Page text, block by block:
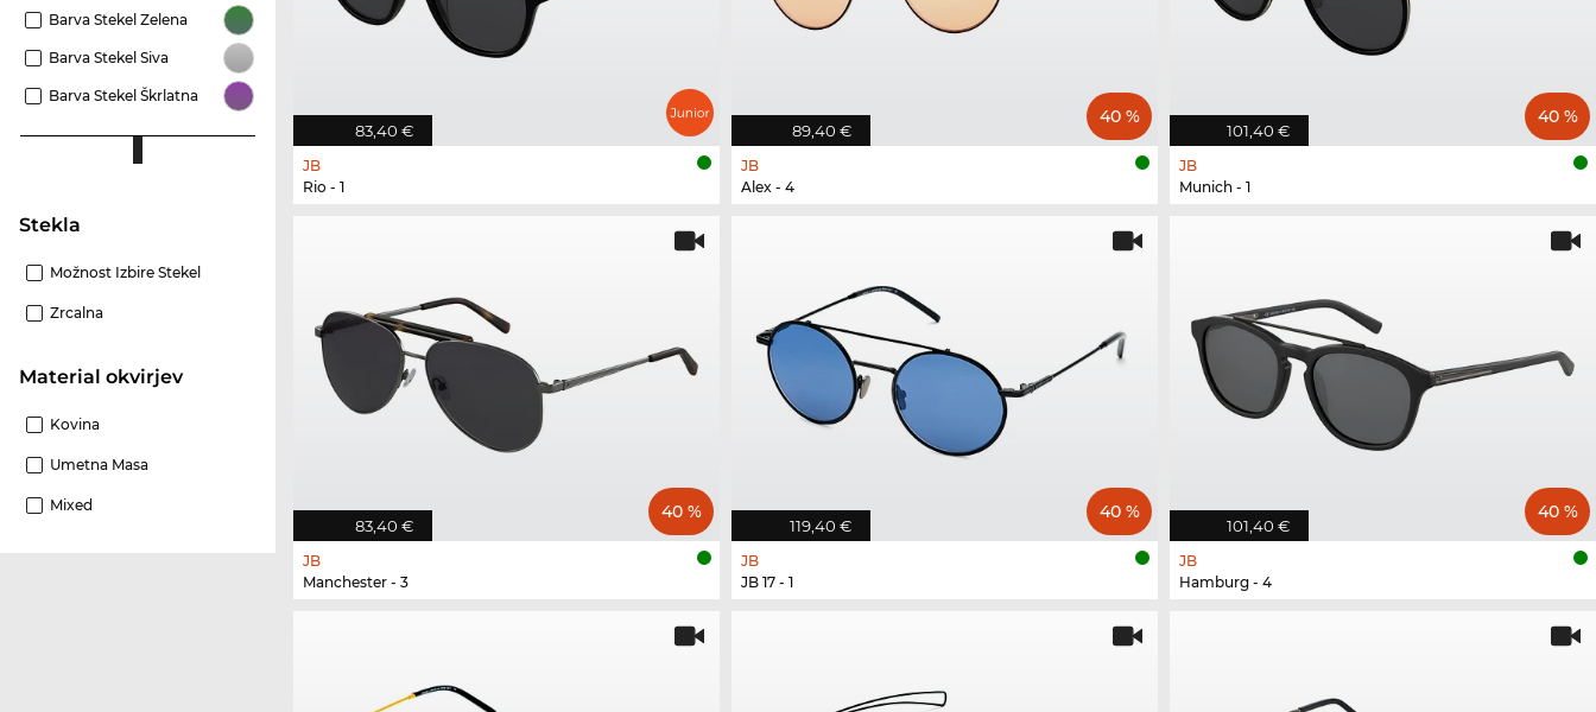
Barva Stekel Zelena
Barva Stekel Siva
Barva Stekel Škrlatna
Stekla
Možnost Izbire Stekel
Zrcalna
Material okvirjev
Kovina
Umetna Masa
Mixed
83,40 €
JB
Rio - 1
89,40 €
40 %
JB
Alex - 4
101,40 €
40 %
JB
Munich - 1
83,40 €
40 %
JB
Manchester - 3
119,40 €
40 %
JB
JB 17 - 1
101,40 €
40 %
JB
Hamburg - 4